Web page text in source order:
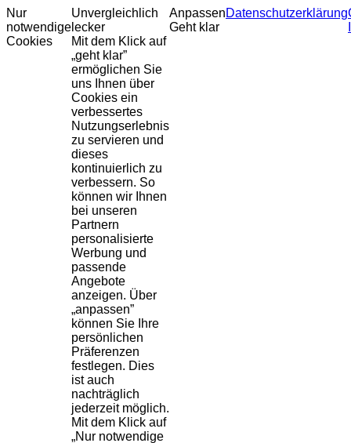
Nur
notwendige
Cookies
Unvergleichlich
lecker
Mit dem Klick auf
„geht klar”
ermöglichen Sie
uns Ihnen über
Cookies ein
verbessertes
Nutzungserlebnis
zu servieren und
dieses
kontinuierlich zu
verbessern. So
können wir Ihnen
bei unseren
Partnern
personalisierte
Werbung und
passende
Angebote
anzeigen. Über
„anpassen”
können Sie Ihre
persönlichen
Präferenzen
festlegen. Dies
ist auch
nachträglich
jederzeit möglich.
Mit dem Klick auf
„Nur notwendige
Anpassen
Geht klar
Datenschutzerklärung